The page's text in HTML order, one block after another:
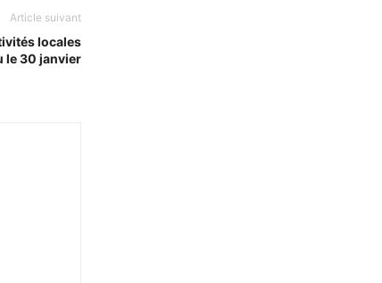
Article suivant
locales
le 30 janvier